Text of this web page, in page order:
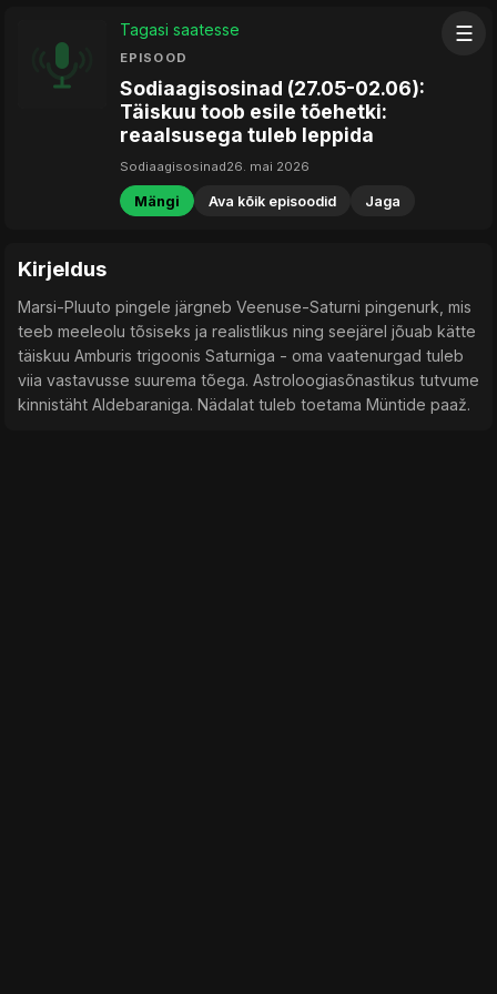
☰
Tagasi saatesse
EPISOOD
Sodiaagisosinad (27.05-02.06):
Täiskuu toob esile tõehetki:
reaalsusega tuleb leppida
Sodiaagisosinad26. mai 2026
Mängi Ava kõik episoodid Jaga
Kirjeldus
Marsi-Pluuto pingele järgneb Veenuse-Saturni pingenurk, mis
teeb meeleolu tõsiseks ja realistlikus ning seejärel jõuab kätte
täiskuu Amburis trigoonis Saturniga - oma vaatenurgad tuleb
viia vastavusse suurema tõega. Astroloogiasõnastikus tutvume
kinnistäht Aldebaraniga. Nädalat tuleb toetama Müntide paaž.